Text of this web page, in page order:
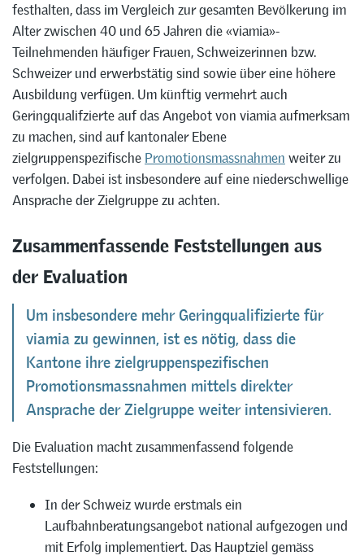
festhalten, dass im Vergleich zur gesamten Bevölkerung im
Alter zwischen 40 und 65 Jahren die «viamia»-
Teilnehmenden häufiger Frauen, Schweizerinnen bzw.
Schweizer und erwerbstätig sind sowie über eine höhere
Ausbildung verfügen. Um künftig vermehrt auch
Geringqualifzierte auf das Angebot von viamia aufmerksam
zu machen, sind auf kantonaler Ebene
zielgruppenspezifische Promotionsmassnahmen weiter zu
verfolgen. Dabei ist insbesondere auf eine niederschwellige
Ansprache der Zielgruppe zu achten.
Zusammenfassende Feststellungen aus
der Evaluation
Um insbesondere mehr Geringqualifizierte für
viamia zu gewinnen, ist es nötig, dass die
Kantone ihre zielgruppenspezifischen
Promotionsmassnahmen mittels direkter
Ansprache der Zielgruppe weiter intensivieren.
Die Evaluation macht zusammenfassend folgende
Feststellungen:
In der Schweiz wurde erstmals ein
Laufbahnberatungsangebot national aufgezogen und
mit Erfolg implementiert. Das Hauptziel gemäss